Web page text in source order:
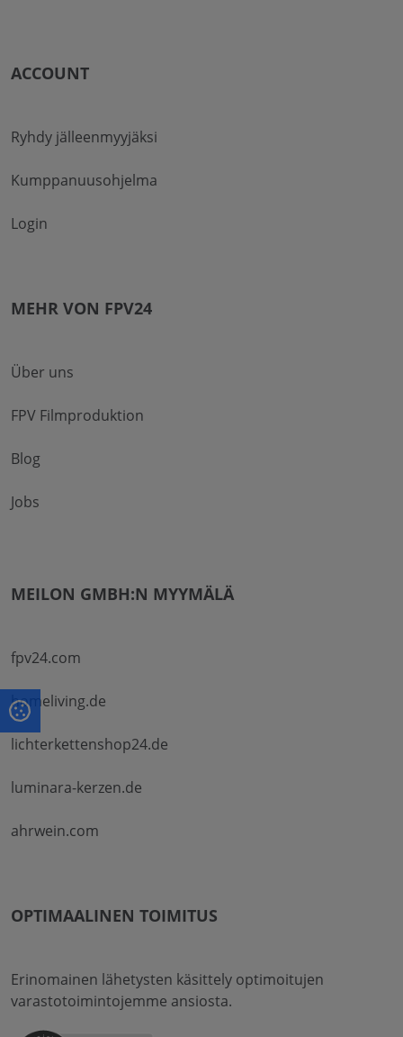
ACCOUNT
Ryhdy jälleenmyyjäksi
Kumppanuusohjelma
Login
MEHR VON FPV24
Über uns
FPV Filmproduktion
Blog
Jobs
MEILON GMBH:N MYYMÄLÄ
fpv24.com
homeliving.de
lichterkettenshop24.de
luminara-kerzen.de
ahrwein.com
OPTIMAALINEN TOIMITUS
Erinomainen lähetysten käsittely optimoitujen
varastotoimintojemme ansiosta.